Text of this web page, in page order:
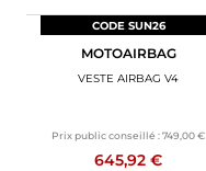
CODE SUN26
MOTOAIRBAG
VESTE AIRBAG V4
Prix public conseillé :749,00 €
645,92 €